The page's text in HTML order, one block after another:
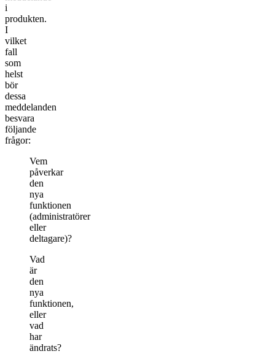
i
produkten.
I
vilket
fall
som
helst
bör
dessa
meddelanden
besvara
följande
frågor:
Vem
påverkar
den
nya
funktionen
(administratörer
eller
deltagare)?
Vad
är
den
nya
funktionen,
eller
vad
har
ändrats?